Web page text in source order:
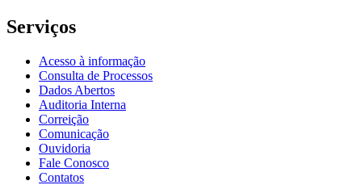
Serviços
Acesso à informação
Consulta de Processos
Dados Abertos
Auditoria Interna
Correição
Comunicação
Ouvidoria
Fale Conosco
Contatos